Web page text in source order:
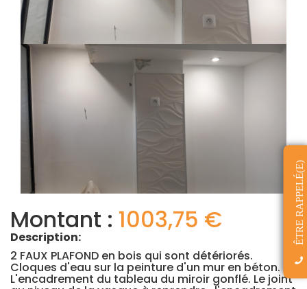
Montant : 1003,75 €
Description:
2 FAUX PLAFOND en bois qui sont détériorés.
Cloques d'eau sur la peinture d'un mur en béton.
L'encadrement du tableau du miroir gonflé. Le joint
ÊTRE RAPPELÉ(E)